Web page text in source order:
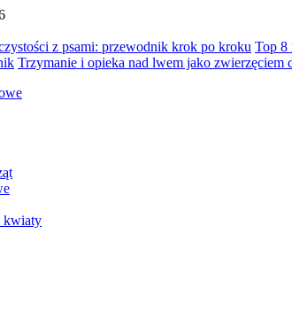
z psami: przewodnik krok po kroku Top 8
Trzymanie i opieka nad lwem jako zwierzęciem
kwiaty